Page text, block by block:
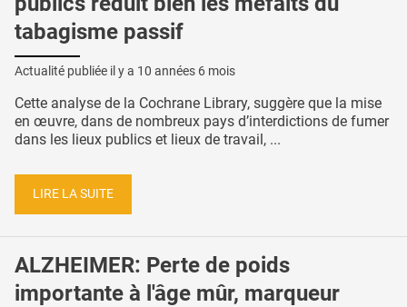
tabagisme passif
Actualité publiée il y a 10 années 6 mois
Cette analyse de la Cochrane Library, suggère que la mise
en œuvre, dans de nombreux pays d’interdictions de fumer
dans les lieux publics et lieux de travail, ...
LIRE LA SUITE
ALZHEIMER: Perte de poids
importante à l'âge mûr, marqueur